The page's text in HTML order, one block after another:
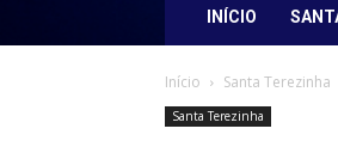
INÍCIO
Início Santa Terezinha
Santa Terezinha